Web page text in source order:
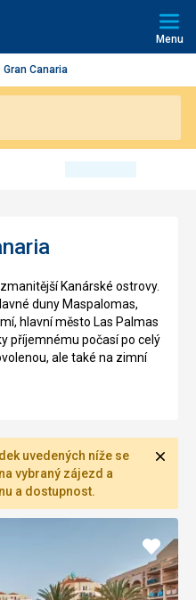
Menu
Gran Canaria
Kanárské ostrovy.
duny Maspalomas,
hlavní město Las Palmas
příjemnému počasí po celý
ale také na zimní
uvedených níže se
vybraný zájezd a
a dostupnost.
Přidat
do